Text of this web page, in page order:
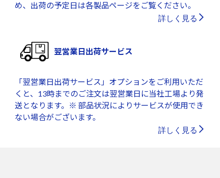
め、出荷の予定日は各製品ページをご覧ください。
詳しく見る
翌営業日出荷サービス
「翌営業日出荷サービス」オプションをご利用いただ
くと、13時までのご注文は翌営業日に当社工場より発
送となります。※ 部品状況によりサービスが使用でき
ない場合がございます。
詳しく見る